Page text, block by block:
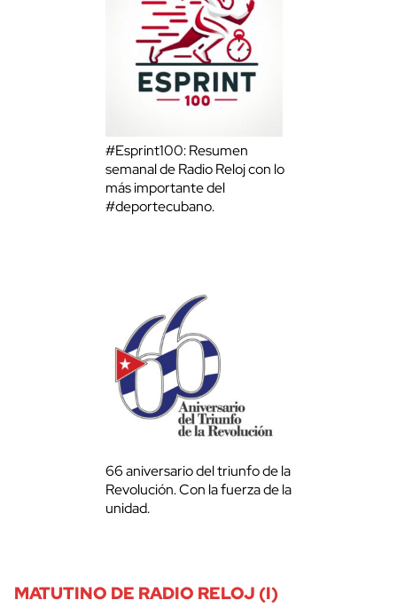
#Esprint100: Resumen
semanal de Radio Reloj con lo
más importante del
#deportecubano.
66 aniversario del triunfo de la
Revolución. Con la fuerza de la
unidad.
MATUTINO DE RADIO RELOJ (I)